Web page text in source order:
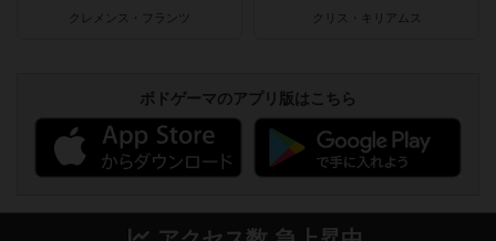
クレメンス・フランツ クリス・キリアムス
ボドゲーマのアプリ版はこちら